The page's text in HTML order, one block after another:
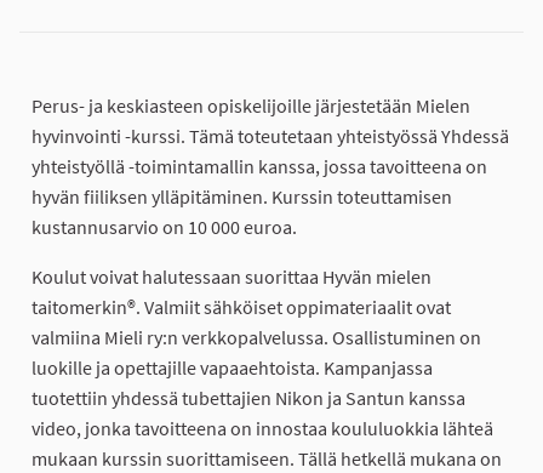
Perus- ja keskiasteen opiskelijoille järjestetään Mielen
hyvinvointi -kurssi. Tämä toteutetaan yhteistyössä Yhdessä
yhteistyöllä -toimintamallin kanssa, jossa tavoitteena on
hyvän fiiliksen ylläpitäminen. Kurssin toteuttamisen
kustannusarvio on 10 000 euroa.
Koulut voivat halutessaan suorittaa Hyvän mielen
taitomerkin®. Valmiit sähköiset oppimateriaalit ovat
valmiina Mieli ry:n verkkopalvelussa. Osallistuminen on
luokille ja opettajille vapaaehtoista. Kampanjassa
tuotettiin yhdessä tubettajien Nikon ja Santun kanssa
video, jonka tavoitteena on innostaa koululuokkia lähteä
mukaan kurssin suorittamiseen. Tällä hetkellä mukana on